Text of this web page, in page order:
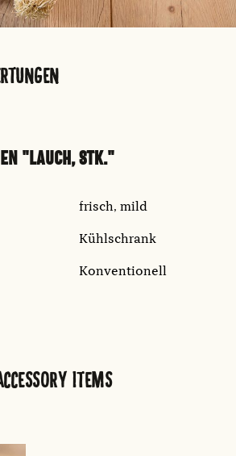
"LAUCH, STK."
frisch, mild
Kühlschrank
Konventionell
ITEMS